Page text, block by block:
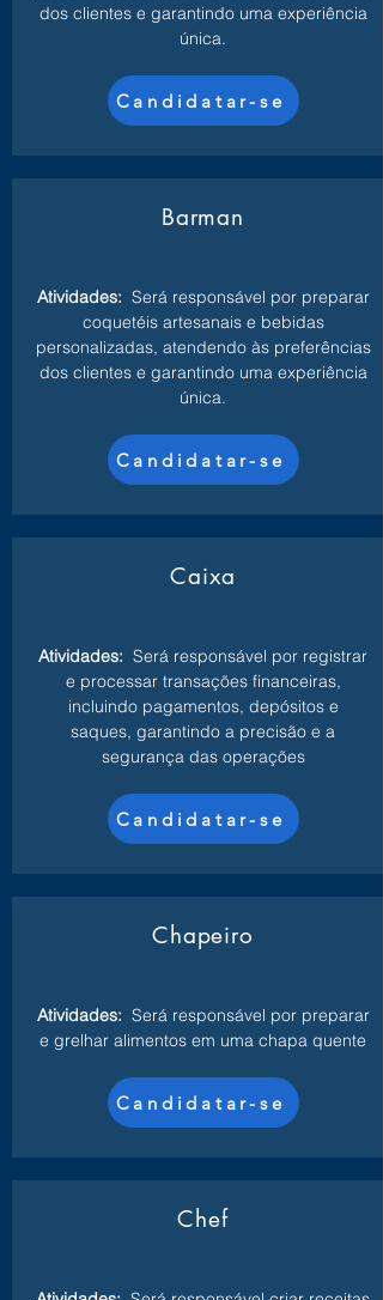
dos clientes e garantindo uma experiência
única.
Candidatar-se
Barman
Atividades: Será responsável por preparar
coquetéis artesanais e bebidas
personalizadas, atendendo às preferências
dos clientes e garantindo uma experiência
única.
Candidatar-se
Caixa
Atividades: Será responsável por registrar
e processar transações financeiras,
incluindo pagamentos, depósitos e
saques, garantindo a precisão e a
segurança das operações
Candidatar-se
Chapeiro
Atividades: Será responsável por preparar
e grelhar alimentos em uma chapa quente
Candidatar-se
Chef